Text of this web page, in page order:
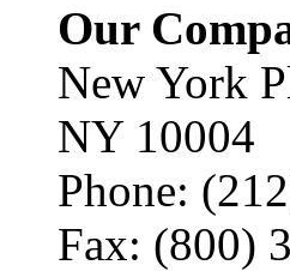
Our
New York
NY 10004
Phone:
Fax: (800)